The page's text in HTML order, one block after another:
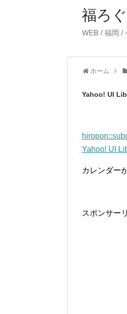
福ろぐ
WEB / 福岡 /
ホーム
Yahoo! UI
Yahoo! UI
カレンダー
スポンサー